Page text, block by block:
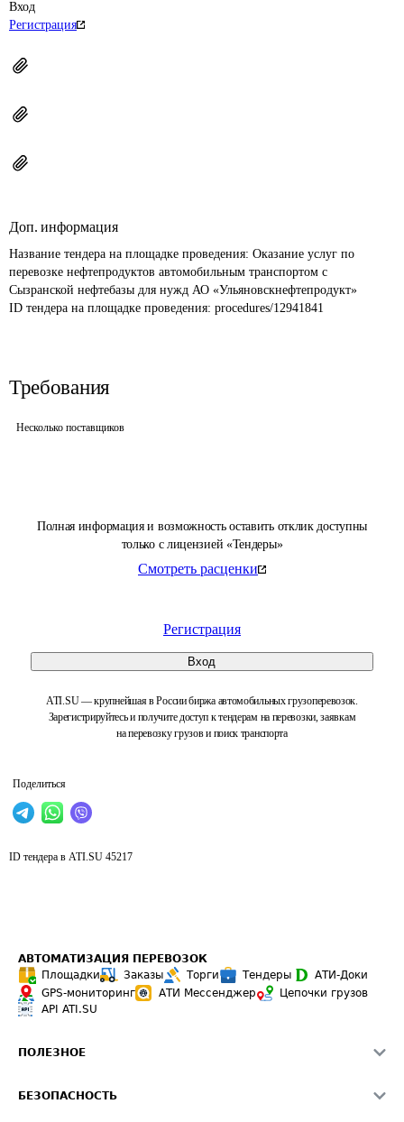
Полная информация и возможность оставить отклик доступны
только с лицензией «Тендеры»
Смотреть расценки
Регистрация
Вход
ATI.SU — крупнейшая в России биржа автомобильных грузоперевозок.
Зарегистрируйтесь и получите доступ к тендерам на перевозки, заявкам
на перевозку грузов и поиск транспорта
Поделиться
Вход
Регистрация
Доп. информация
Название тендера на площадке проведения: Оказание услуг по
перевозке нефтепродуктов автомобильным транспортом с
Сызранской нефтебазы для нужд АО «Ульяновскнефтепродукт»
ID тендера на площадке проведения: procedures/12941841
Требования
Несколько поставщиков
ID тендера в ATI.SU 45217
АВТОМАТИЗАЦИЯ ПЕРЕВОЗОК
Площадки
Заказы Торги Тендеры
АТИ-Доки
GPS-мониторинг
АТИ Мессенджер
Цепочки грузов
API ATI.SU
ПОЛЕЗНОЕ
БЕЗОПАСНОСТЬ